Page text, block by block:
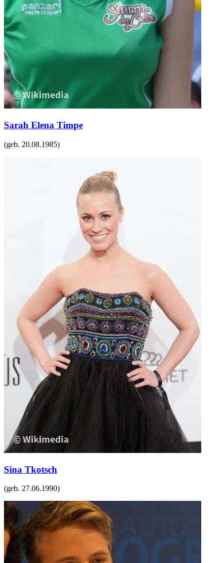
Sarah Elena Timpe
(geb. 20.08.1985)
Sina Tkotsch
(geb. 27.06.1990)